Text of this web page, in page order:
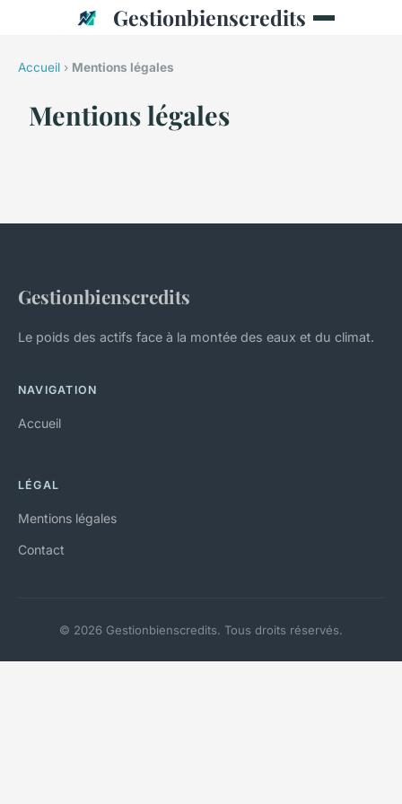
Gestionbienscredits
Accueil › Mentions légales
Mentions légales
Gestionbienscredits
Le poids des actifs face à la montée des eaux et du climat.
NAVIGATION
Accueil
LÉGAL
Mentions légales
Contact
© 2026 Gestionbienscredits. Tous droits réservés.